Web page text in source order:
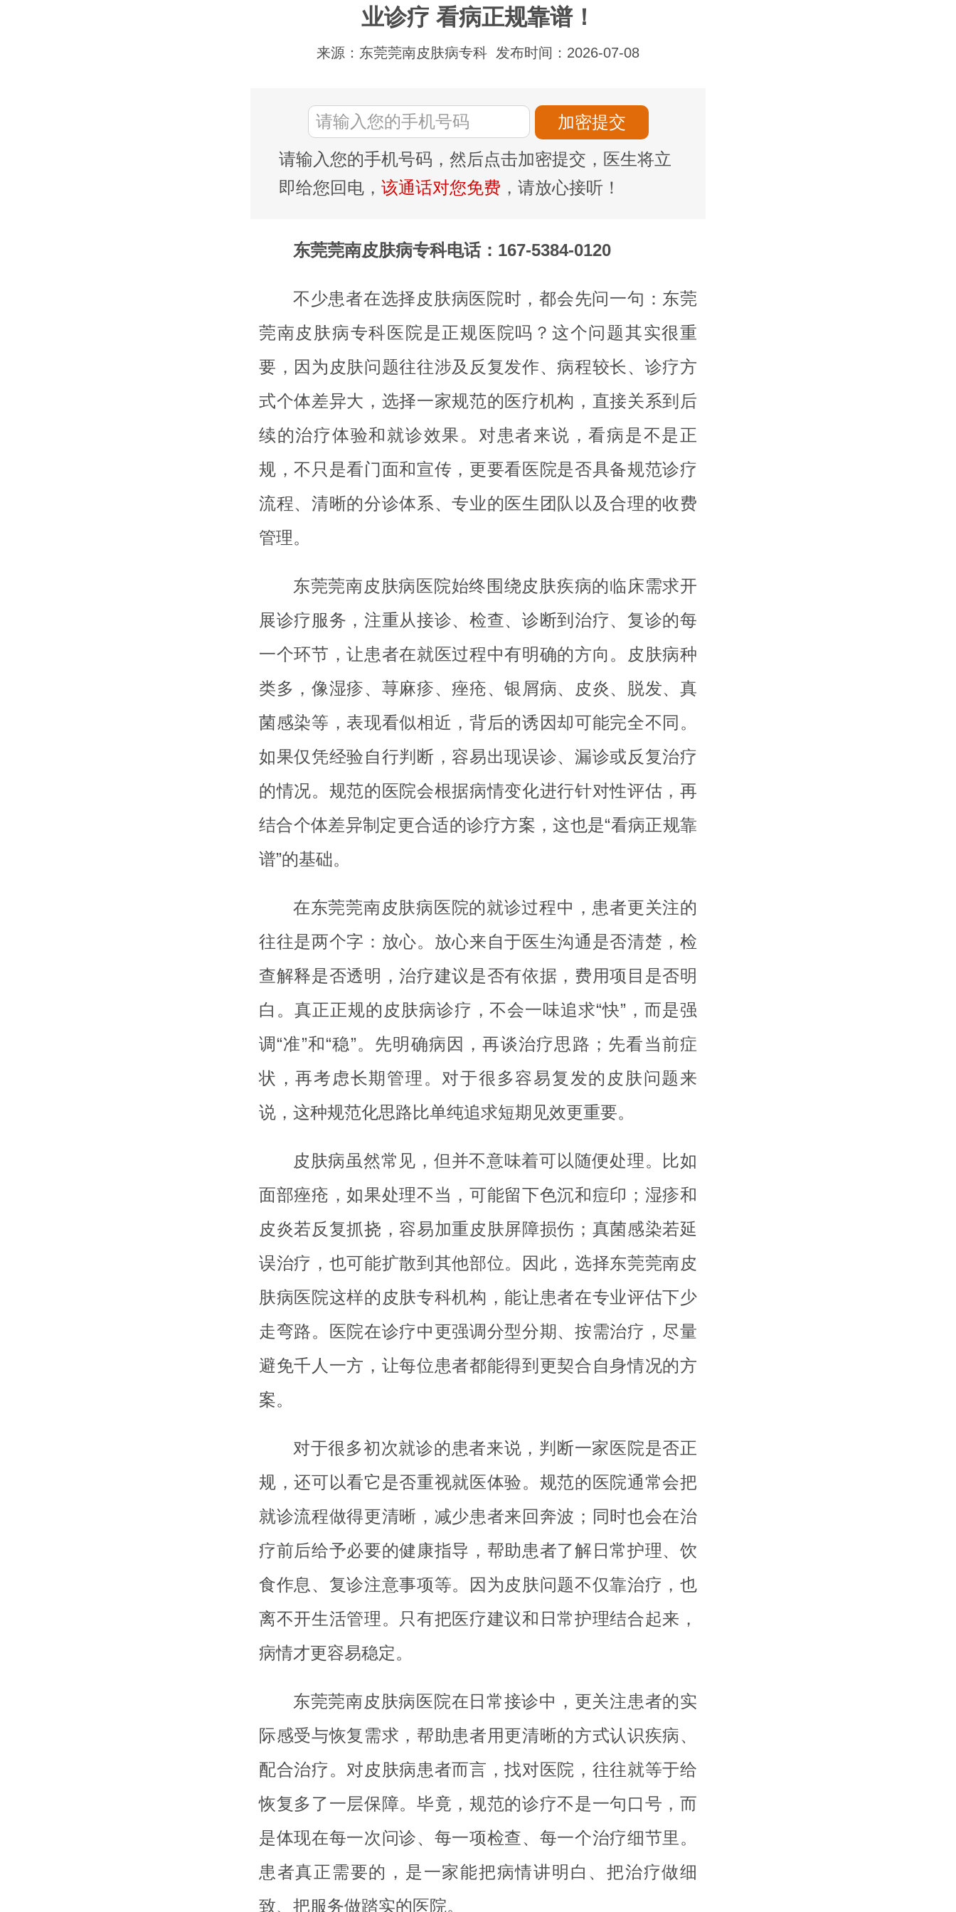
业诊疗 看病正规靠谱！
来源：东莞莞南皮肤病专科 发布时间：2026-07-08
请输入您的手机号码，然后点击加密提交，医生将立
即给您回电， 该通话对您免费 ，请放心接听！
东莞莞南皮肤病专科电话：167-5384-0120
不少患者在选择皮肤病医院时，都会先问一句：东莞
莞南皮肤病专科医院是正规医院吗？这个问题其实很重
要，因为皮肤问题往往涉及反复发作、病程较长、诊疗方
式个体差异大，选择一家规范的医疗机构，直接关系到后
续的治疗体验和就诊效果。对患者来说，看病是不是正
规，不只是看门面和宣传，更要看医院是否具备规范诊疗
流程、清晰的分诊体系、专业的医生团队以及合理的收费
管理。
东莞莞南皮肤病医院始终围绕皮肤疾病的临床需求开
展诊疗服务，注重从接诊、检查、诊断到治疗、复诊的每
一个环节，让患者在就医过程中有明确的方向。皮肤病种
类多，像湿疹、荨麻疹、痤疮、银屑病、皮炎、脱发、真
菌感染等，表现看似相近，背后的诱因却可能完全不同。
如果仅凭经验自行判断，容易出现误诊、漏诊或反复治疗
的情况。规范的医院会根据病情变化进行针对性评估，再
结合个体差异制定更合适的诊疗方案，这也是“看病正规靠
谱”的基础。
在东莞莞南皮肤病医院的就诊过程中，患者更关注的
往往是两个字：放心。放心来自于医生沟通是否清楚，检
查解释是否透明，治疗建议是否有依据，费用项目是否明
白。真正正规的皮肤病诊疗，不会一味追求“快”，而是强
调“准”和“稳”。先明确病因，再谈治疗思路；先看当前症
状，再考虑长期管理。对于很多容易复发的皮肤问题来
说，这种规范化思路比单纯追求短期见效更重要。
皮肤病虽然常见，但并不意味着可以随便处理。比如
面部痤疮，如果处理不当，可能留下色沉和痘印；湿疹和
皮炎若反复抓挠，容易加重皮肤屏障损伤；真菌感染若延
误治疗，也可能扩散到其他部位。因此，选择东莞莞南皮
肤病医院这样的皮肤专科机构，能让患者在专业评估下少
走弯路。医院在诊疗中更强调分型分期、按需治疗，尽量
避免千人一方，让每位患者都能得到更契合自身情况的方
案。
对于很多初次就诊的患者来说，判断一家医院是否正
规，还可以看它是否重视就医体验。规范的医院通常会把
就诊流程做得更清晰，减少患者来回奔波；同时也会在治
疗前后给予必要的健康指导，帮助患者了解日常护理、饮
食作息、复诊注意事项等。因为皮肤问题不仅靠治疗，也
离不开生活管理。只有把医疗建议和日常护理结合起来，
病情才更容易稳定。
东莞莞南皮肤病医院在日常接诊中，更关注患者的实
际感受与恢复需求，帮助患者用更清晰的方式认识疾病、
配合治疗。对皮肤病患者而言，找对医院，往往就等于给
恢复多了一层保障。毕竟，规范的诊疗不是一句口号，而
是体现在每一次问诊、每一项检查、每一个治疗细节里。
患者真正需要的，是一家能把病情讲明白、把治疗做细
致、把服务做踏实的医院。